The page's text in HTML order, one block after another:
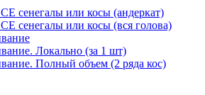
сенегалы или косы (андеркат)
сенегалы или косы (вся голова)
Локально (за 1 шт)
Полный объем (2 ряда кос)